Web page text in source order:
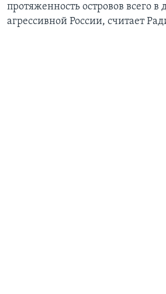
протяженность островов всего в
агрессивной России, считает